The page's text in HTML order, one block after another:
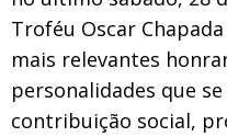
Troféu Oscar
mais relevantes
personalidades que
contribuição social,